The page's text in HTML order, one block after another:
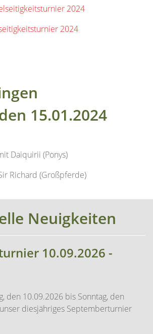
2024
2024
15.01.2024
Daiquirii (Ponys)
Richard (Großpferde)
Neuigkeiten
10.09.2026 -
den 10.09.2026 bis Sonntag, den
diesjähriges Septemberturnier